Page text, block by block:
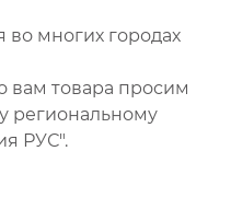
во многих городах
вам товара просим
региональному
РУС".